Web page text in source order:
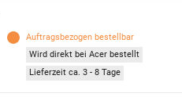
Auftragsbezogen bestellbar
Wird direkt bei Acer bestellt
Lieferzeit ca. 3 - 8 Tage